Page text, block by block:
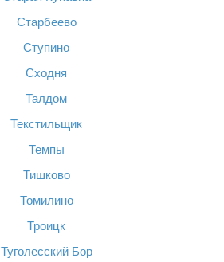
Старбеево
Ступино
Сходня
Талдом
Текстильщик
Темпы
Тишково
Томилино
Троицк
Туголесский Бор